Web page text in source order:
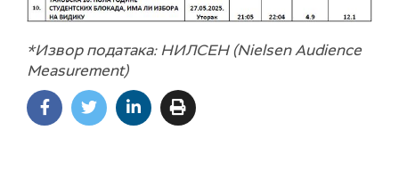
*Извор података: НИЛСЕН (Nielsen Audience
Measurement)